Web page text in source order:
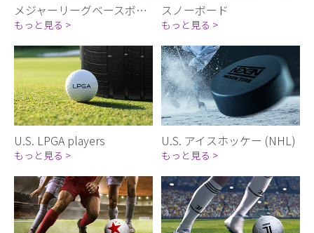
メジャーリーグベースボール (MLB)
もっと見る >
スノーボード
もっと見る >
U.S. LPGA players
もっと見る >
U.S. アイスホッケー (NHL)
もっと見る >